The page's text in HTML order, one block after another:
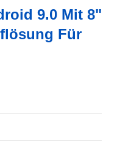
9.0 Mit 8"
Für